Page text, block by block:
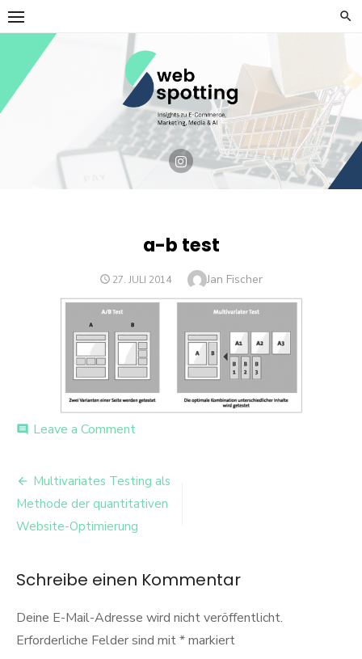
Skip
to
content
a-b test
POSTED
27. JULI 2014 Author
Jan Fischer
comment Leave a Commenton
test
Beitrags-
Navigation
Multivariates Testing als
Methode der quantitativen
Website-Optimierung
Schreibe einen Kommentar
Deine E-Mail-Adresse wird nicht veröffentlicht.
Erforderliche Felder sind mit*markiert